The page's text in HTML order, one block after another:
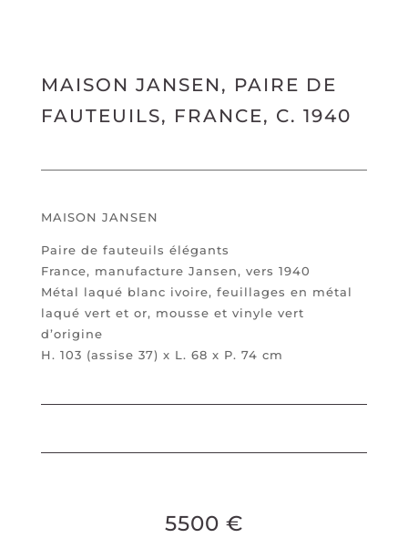
MAISON JANSEN, PAIRE DE
FAUTEUILS, FRANCE, C. 1940
MAISON JANSEN
Paire de fauteuils élégants
France, manufacture Jansen, vers 1940
Métal laqué blanc ivoire, feuillages en métal
laqué vert et or, mousse et vinyle vert
d’origine
H. 103 (assise 37) x L. 68 x P. 74 cm
5500 €